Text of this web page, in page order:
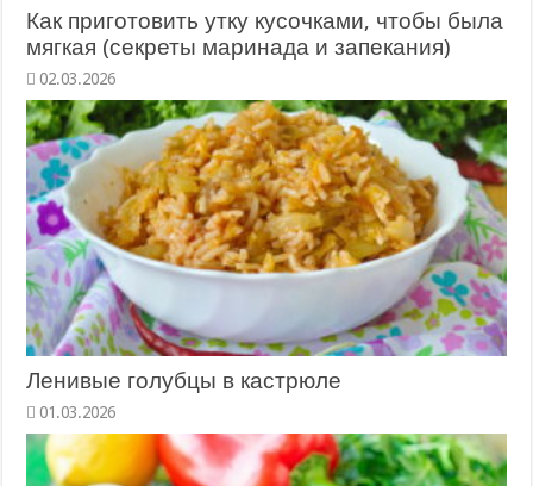
Как приготовить утку кусочками, чтобы была
мягкая (секреты маринада и запекания)
02.03.2026
Ленивые голубцы в кастрюле
01.03.2026